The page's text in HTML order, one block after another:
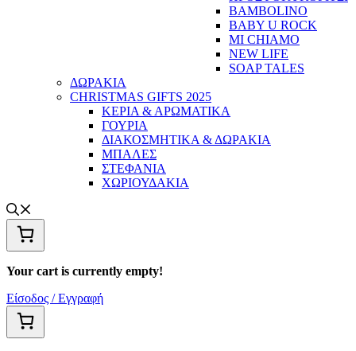
BAMBOLINO
BABY U ROCK
MI CHIAMO
NEW LIFE
SOAP TALES
ΔΩΡΑΚΙΑ
CHRISTMAS GIFTS 2025
ΚΕΡΙΑ & ΑΡΩΜΑΤΙΚΑ
ΓΟΥΡΙΑ
ΔΙΑΚΟΣΜΗΤΙΚΑ & ΔΩΡΑΚΙΑ
ΜΠΑΛΕΣ
ΣΤΕΦΑΝΙΑ
ΧΩΡΙΟΥΔΑΚΙΑ
Your cart is currently empty!
Είσοδος / Εγγραφή